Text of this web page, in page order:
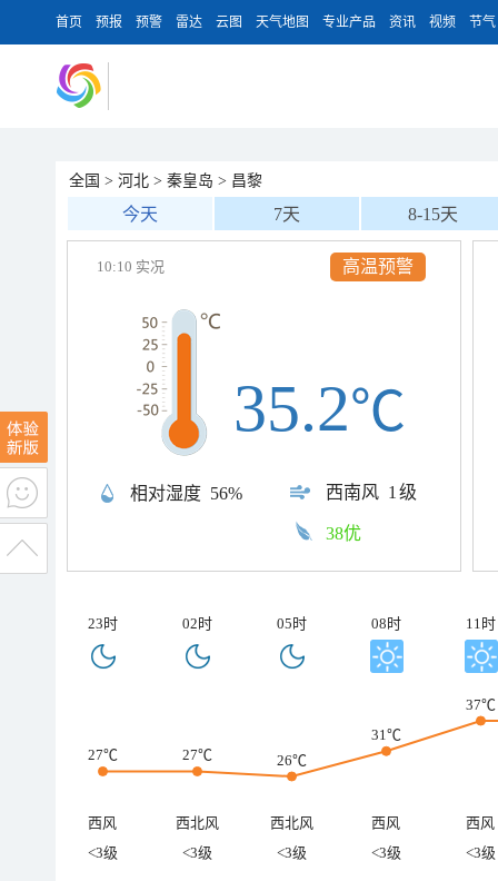
首页 预报 预警 雷达 云图 天气地图 专业产品 资讯 视频 节气
全国 > 河北 > 秦皇岛 > 昌黎
今天 7天 8-15天
高温预警
10:10 实况
相对湿度 56% 西南风 1级
35.2℃
38优
23时 02时 05时 08时 11时
27℃ 27℃ 26℃
31℃
37℃
西风 西北风 西北风 西风
西风
<3级
<3级 <3级 <3级 <3级